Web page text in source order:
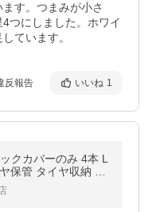
す。つまみが小さ
つにしました。ホワイ
ています。
反報告 いいね 1
カバーのみ 4本 L
保管 タイヤ収納 車
冬 タイヤカバータ